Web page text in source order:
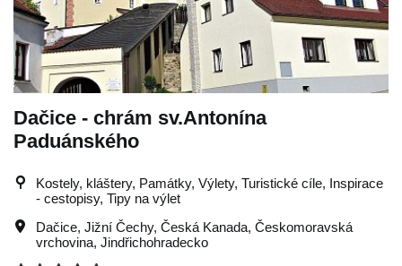
Dačice - chrám sv.Antonína
Paduánského
Kostely, kláštery, Památky, Výlety, Turistické cíle, Inspirace
- cestopisy, Tipy na výlet
Dačice, Jižní Čechy, Česká Kanada, Českomoravská
vrchovina, Jindřichohradecko